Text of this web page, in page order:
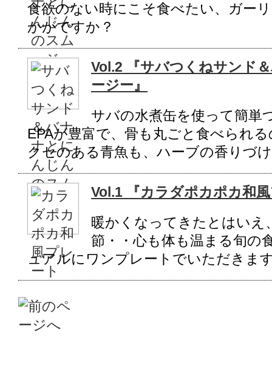
食欲のない時にこそ食べたい、ガー
かがですか？
Vol.2 『サバつくねサンド
ージー』
サバの水煮缶を使って簡単
EPAが豊富で、骨も丸ごと食べられ
クセのある青魚も、ハーブの香りづ
Vol.1 『カラダポカポカ和
暖かくなってきたとはいえ
節・・心も体も温まる旬の
ュアルにワンプレートでいただきま